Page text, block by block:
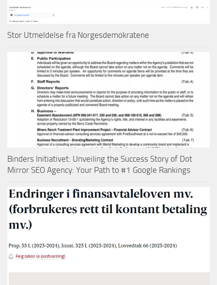
Stor Utmeldelse fra Norgesdemokratene
Binders Initiativet: Unveiling the Success Story of Dot
Mirror SEO Agency: Your Path to #1 Google Rankings